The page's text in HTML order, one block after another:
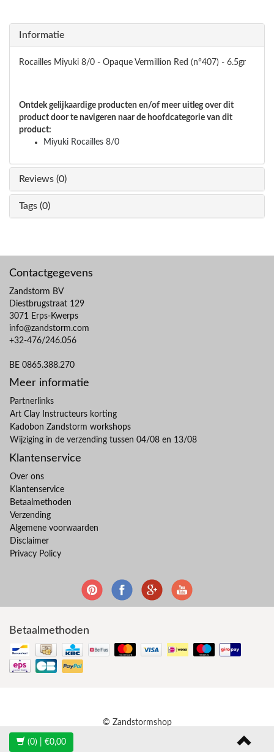
Informatie
Rocailles Miyuki 8/0 - Opaque Vermillion Red (n°407) - 6.5gr
Ontdek gelijkaardige producten en/of meer uitleg over dit
product door te navigeren naar de hoofdcategorie van dit
product:
Miyuki Rocailles 8/0
Reviews (0)
Tags (0)
Contactgegevens
Zandstorm BV
Diestbrugstraat 129
3071 Erps-Kwerps
info@zandstorm.com
+32-476/246.056
BE 0865.388.270
Meer informatie
Partnerlinks
Art Clay Instructeurs korting
Kadobon Zandstorm workshops
Wijziging in de verzending tussen 04/08 en 13/08
Klantenservice
Over ons
Klantenservice
Betaalmethoden
Verzending
Algemene voorwaarden
Disclaimer
Privacy Policy
Betaalmethoden
© Zandstormshop
(0) | €0,00